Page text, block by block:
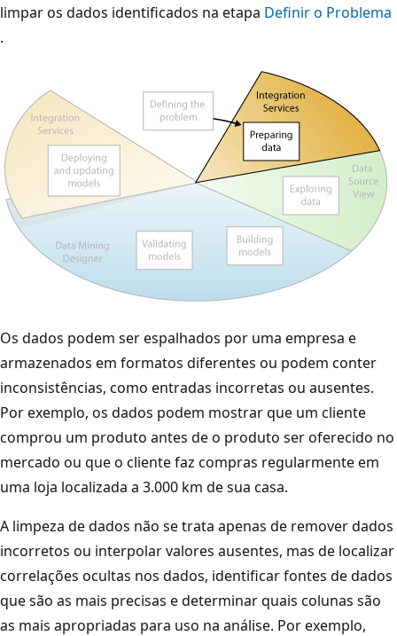
limpar os dados identificados na etapa Definir o Problema
.
Os dados podem ser espalhados por uma empresa e
armazenados em formatos diferentes ou podem conter
inconsistências, como entradas incorretas ou ausentes.
Por exemplo, os dados podem mostrar que um cliente
comprou um produto antes de o produto ser oferecido no
mercado ou que o cliente faz compras regularmente em
uma loja localizada a 3.000 km de sua casa.
A limpeza de dados não se trata apenas de remover dados
incorretos ou interpolar valores ausentes, mas de localizar
correlações ocultas nos dados, identificar fontes de dados
que são as mais precisas e determinar quais colunas são
as mais apropriadas para uso na análise. Por exemplo,